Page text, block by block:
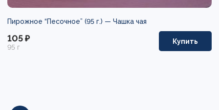
Пирожное “Песочное” (95 г.) — Чашка чая
105 ₽
95 г
Купить